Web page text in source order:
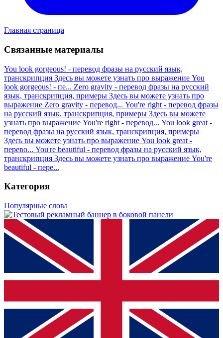
Главная страница
Связанные материалы
You look gorgeous! - перевод фразы на русский язык,
транскрипция Здесь вы можете узнать про выражение You
look gorgeous! - пе... Zero gravity - перевод фразы на русский
язык, транскрипция, примеры Здесь вы можете узнать про
выражение Zero gravity - перевод... You're right - перевод фразы
на русский язык, транскрипция, примеры Здесь вы можете
узнать про выражение You're right - перевод... You look great -
перевод фразы на русский язык, транскрипция, примеры
Здесь вы можете узнать про выражение You look great -
перево... You're beautiful - перевод фразы на русский язык,
транскрипция Здесь вы можете узнать про выражение You're
beautiful - пере...
Категория
Популярные слова